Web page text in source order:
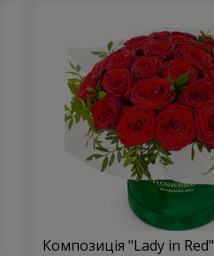
Композиція "Lady in Red"